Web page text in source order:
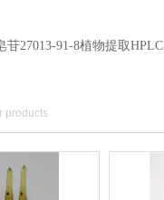
苷27013-91-8植物提取HPLC
products